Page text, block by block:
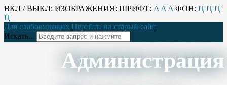
ВКЛ / ВЫКЛ: ИЗОБРАЖЕНИЯ: ШРИФТ: A A A ФОН: Ц Ц Ц
Ц
Для слабовидящих Перейти на старый сайт
Искать...
Администрация